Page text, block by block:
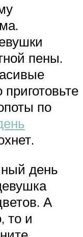
пены.
по
день
А
то и